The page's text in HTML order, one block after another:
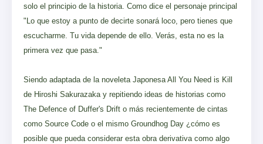
solo el principio de la historia. Como dice el personaje principal
"Lo que estoy a punto de decirte sonará loco, pero tienes que
escucharme. Tu vida depende de ello. Verás, esta no es la
primera vez que pasa."
Siendo adaptada de la noveleta Japonesa All You Need is Kill
de Hiroshi Sakurazaka y repitiendo ideas de historias como
The Defence of Duffer's Drift o más recientemente de cintas
como Source Code o el mismo Groundhog Day ¿cómo es
posible que pueda considerar esta obra derivativa como algo